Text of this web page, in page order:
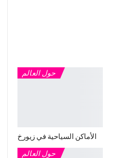
حول العالم
الأماكن السياحية في زيورخ
حول العالم